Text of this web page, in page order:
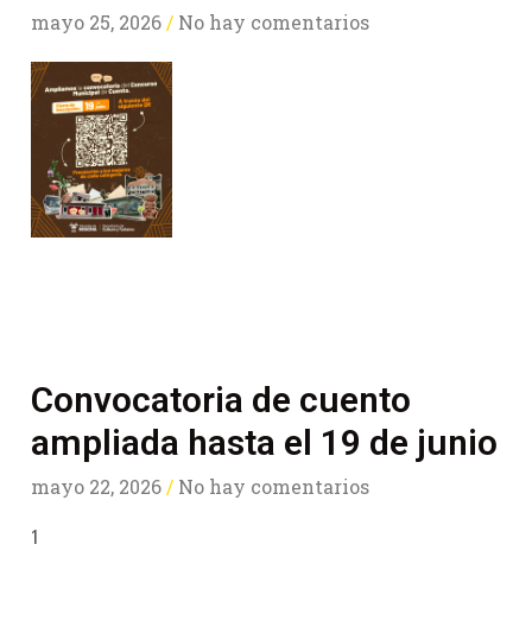
mayo 25, 2026 No hay comentarios
Convocatoria de cuento
ampliada hasta el 19 de junio
mayo 22, 2026 No hay comentarios